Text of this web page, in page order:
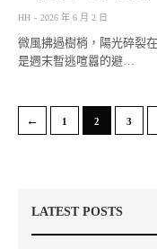
HH 2026 年 6 月 2 日
微風拂過樹梢，陽光碎裂
是週末暫逃喧囂的避…
← 1 2 3
LATEST POSTS